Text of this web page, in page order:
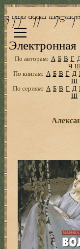
По авторам: А Б В Г
Ч
По книгам: А Б В Г Д
Ш
По сериям: А Б В Г Д
Ш